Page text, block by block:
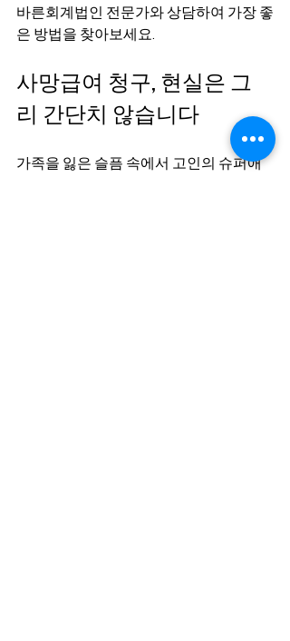
바른회계법인 전문가와 상담하여 가장 좋
은 방법을 찾아보세요.
사망급여 청구, 현실은 그
리 간단치 않습니다
가족을 잃은 슬픔 속에서 고인의 슈퍼애